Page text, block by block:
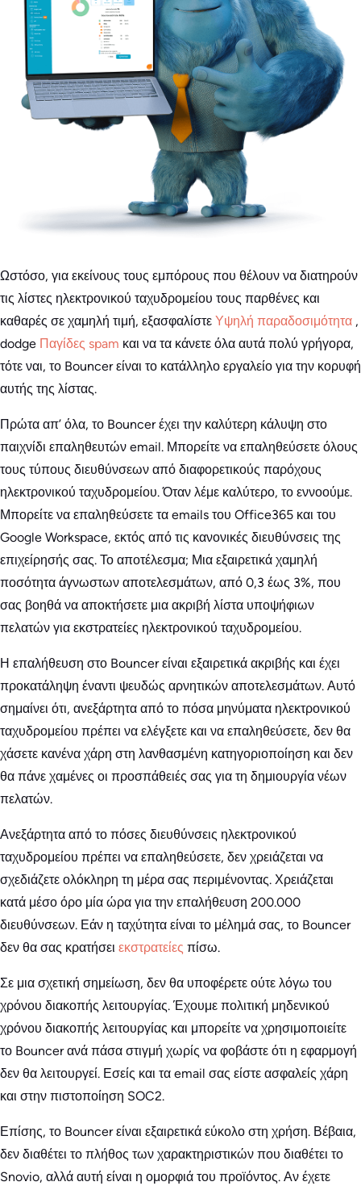
Ωστόσο, για εκείνους τους εμπόρους που θέλουν να διατηρούν
τις λίστες ηλεκτρονικού ταχυδρομείου τους παρθένες και
καθαρές σε χαμηλή τιμή, εξασφαλίστε Υψηλή παραδοσιμότητα ,
dodge Παγίδες spam και να τα κάνετε όλα αυτά πολύ γρήγορα,
τότε ναι, το Bouncer είναι το κατάλληλο εργαλείο για την κορυφή
αυτής της λίστας.
Πρώτα απ’ όλα, το Bouncer έχει την καλύτερη κάλυψη στο
παιχνίδι επαληθευτών email. Μπορείτε να επαληθεύσετε όλους
τους τύπους διευθύνσεων από διαφορετικούς παρόχους
ηλεκτρονικού ταχυδρομείου. Όταν λέμε καλύτερο, το εννοούμε.
Μπορείτε να επαληθεύσετε τα emails του Office365 και του
Google Workspace, εκτός από τις κανονικές διευθύνσεις της
επιχείρησής σας. Το αποτέλεσμα; Μια εξαιρετικά χαμηλή
ποσότητα άγνωστων αποτελεσμάτων, από 0,3 έως 3%, που
σας βοηθά να αποκτήσετε μια ακριβή λίστα υποψήφιων
πελατών για εκστρατείες ηλεκτρονικού ταχυδρομείου.
Η επαλήθευση στο Bouncer είναι εξαιρετικά ακριβής και έχει
προκατάληψη έναντι ψευδώς αρνητικών αποτελεσμάτων. Αυτό
σημαίνει ότι, ανεξάρτητα από το πόσα μηνύματα ηλεκτρονικού
ταχυδρομείου πρέπει να ελέγξετε και να επαληθεύσετε, δεν θα
χάσετε κανένα χάρη στη λανθασμένη κατηγοριοποίηση και δεν
θα πάνε χαμένες οι προσπάθειές σας για τη δημιουργία νέων
πελατών.
Ανεξάρτητα από το πόσες διευθύνσεις ηλεκτρονικού
ταχυδρομείου πρέπει να επαληθεύσετε, δεν χρειάζεται να
σχεδιάζετε ολόκληρη τη μέρα σας περιμένοντας. Χρειάζεται
κατά μέσο όρο μία ώρα για την επαλήθευση 200.000
διευθύνσεων. Εάν η ταχύτητα είναι το μέλημά σας, το Bouncer
δεν θα σας κρατήσει εκστρατείες πίσω.
Σε μια σχετική σημείωση, δεν θα υποφέρετε ούτε λόγω του
χρόνου διακοπής λειτουργίας. Έχουμε πολιτική μηδενικού
χρόνου διακοπής λειτουργίας και μπορείτε να χρησιμοποιείτε
το Bouncer ανά πάσα στιγμή χωρίς να φοβάστε ότι η εφαρμογή
δεν θα λειτουργεί. Εσείς και τα email σας είστε ασφαλείς χάρη
και στην πιστοποίηση SOC2.
Επίσης, το Bouncer είναι εξαιρετικά εύκολο στη χρήση. Βέβαια,
δεν διαθέτει το πλήθος των χαρακτηριστικών που διαθέτει το
Snovio, αλλά αυτή είναι η ομορφιά του προϊόντος. Αν έχετε